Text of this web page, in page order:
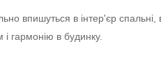
впишуться в інтер'єр
гармонію в будинку.